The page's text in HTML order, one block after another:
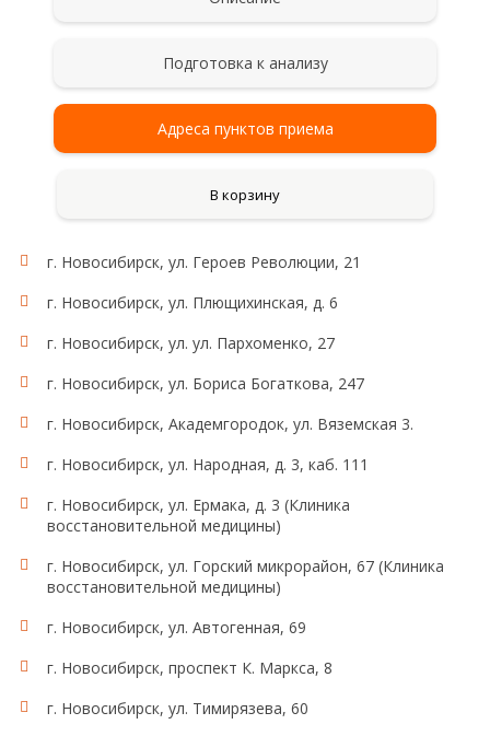
Подготовка к анализу
Адреса пунктов приема
В корзину
г. Новосибирск, ул. Героев Революции, 21
г. Новосибирск, ул. Плющихинская, д. 6
г. Новосибирск, ул. ул. Пархоменко, 27
г. Новосибирск, ул. Бориса Богаткова, 247
г. Новосибирск, Академгородок, ул. Вяземская 3.
г. Новосибирск, ул. Народная, д. 3, каб. 111
г. Новосибирск, ул. Ермака, д. 3 (Клиника
восстановительной медицины)
г. Новосибирск, ул. Горский микрорайон, 67 (Клиника
восстановительной медицины)
г. Новосибирск, ул. Автогенная, 69
г. Новосибирск, проспект К. Маркса, 8
г. Новосибирск, ул. Тимирязева, 60